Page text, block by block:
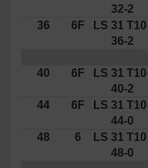
32-2
36 6F LS 31 T10
36-2
40 6F LS 31 T10
40-2
44 6F LS 31 T10
44-0
48 6 LS 31 T10
48-0